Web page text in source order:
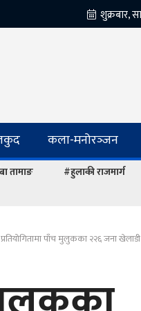
कला-मनोरञ्‍जन
तामाङ #हुलाकी राजमार्ग
पाँच मुलुकका २२६ जना खेलाडी